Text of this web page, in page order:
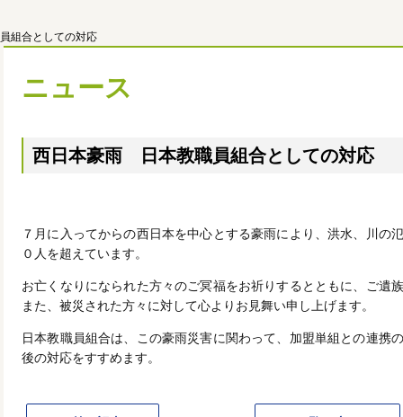
組合としての対応
ニュース
西日本豪雨 日本教職員組合としての対応
７月に入ってからの西日本を中心とする豪雨により、洪水、川の
０人を超えています。
お亡くなりになられた方々のご冥福をお祈りするとともに、ご遺
また、被災された方々に対して心よりお見舞い申し上げます。
日本教職員組合は、この豪雨災害に関わって、加盟単組との連携
後の対応をすすめます。